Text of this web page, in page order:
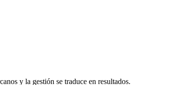
y la gestión se traduce en resultados.